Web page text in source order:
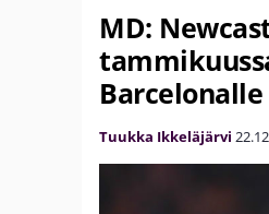
MD:
Barcelonalle
Tuukka Ikkeläjärvi